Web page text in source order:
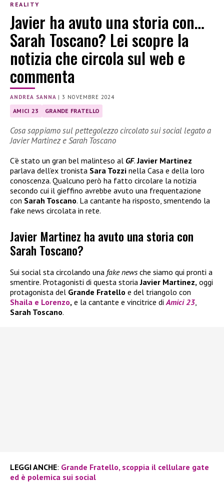
REALITY
Javier ha avuto una storia con…
Sarah Toscano? Lei scopre la
notizia che circola sul web e
commenta
ANDREA SANNA |3 NOVEMBRE 2024
AMICI 23 GRANDE FRATELLO
Cosa sappiamo sul pettegolezzo circolato sui social legato a
Javier Martinez e Sarah Toscano
C’è stato un gran bel malinteso al GF.Javier Martinez
parlava dell’ex tronista Sara Tozzi nella Casa e della loro
conoscenza. Qualcuno però ha fatto circolare la notizia
secondo cui il gieffino avrebbe avuto una frequentazione
con Sarah Toscano. La cantante ha risposto, smentendo la
fake news circolata in rete.
Javier Martinez ha avuto una storia con
Sarah Toscano?
Sui social sta circolando una fake newsche siamo qui pronti a
smentire. Protagonisti di questa storiaJavier Martinez, oggi
protagonista del Grande Fratello e del triangolo con
Shaila e Lorenzo, e la cantante e vincitrice di Amici 23
Sarah Toscano.
LEGGI ANCHE: Grande Fratello, scoppia il cellulare gate
ed è polemica sui social